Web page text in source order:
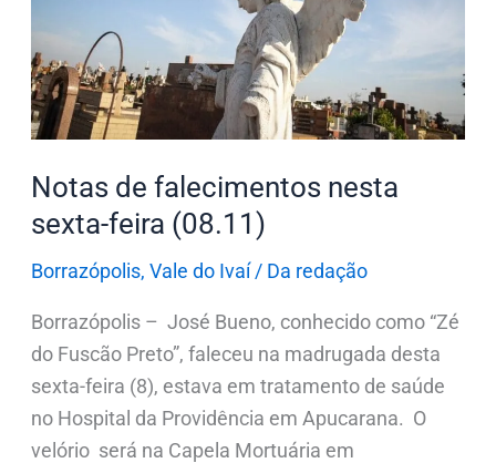
Notas de falecimentos nesta
sexta-feira (08.11)
Borrazópolis, Vale do Ivaí/ Da redação
Borrazópolis – José Bueno, conhecido como “Zé
do Fuscão Preto”, faleceu na madrugada desta
sexta-feira (8), estava em tratamento de saúde
no Hospital da Providência em Apucarana. O
velório será na Capela Mortuária em
feira
(08.11)